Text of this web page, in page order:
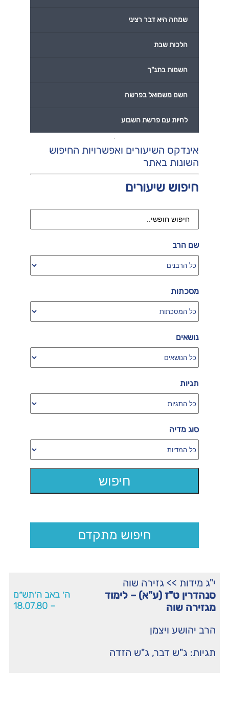
י"ג מידות >> גזירה שוה
סנהדרין ט"ז (ע"א) – לימוד
מגזירה שוה
הרב יהושע ויצמן
תגיות: ג"ש דבר, ג"ש הזדה
ה׳ באב ה׳תש״מ
– 18.07.80
אינדקס השיעורים ואפשרויות החיפוש
השונות באתר
חיפוש שיעורים
שם הרב
מסכתות
נושאים
תגיות
סוג מדיה
חיפוש מתקדם
שמחה היא דבר רציני
הלכות שבת
השמות בתנ"ך
השם משמואל בפרשה
לחיות עם פרשת השבוע